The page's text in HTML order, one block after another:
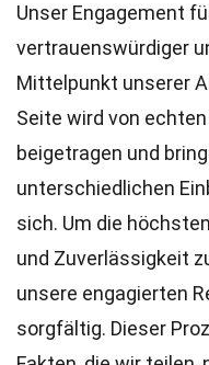
Unser Engagement
vertrauenswürdiger
Mittelpunkt unserer
Seite wird von
beigetragen und
unterschiedlichen
sich. Um die höchsten
und Zuverlässigkeit
unsere engagierten
sorgfältig. Dieser